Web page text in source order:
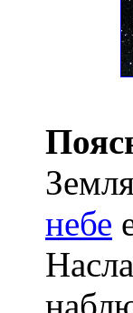
небе